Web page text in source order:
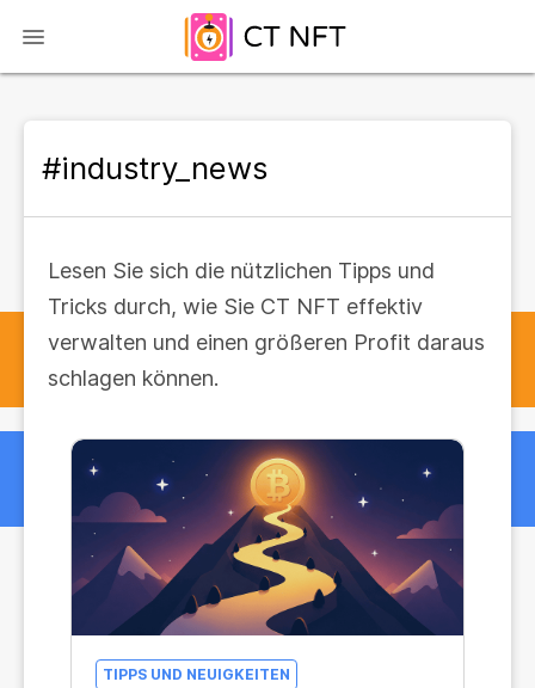
#industry_news
Lesen Sie sich die nützlichen Tipps und
Tricks durch, wie Sie CT NFT effektiv
verwalten und einen größeren Profit daraus
schlagen können.
TIPPS UND NEUIGKEITEN